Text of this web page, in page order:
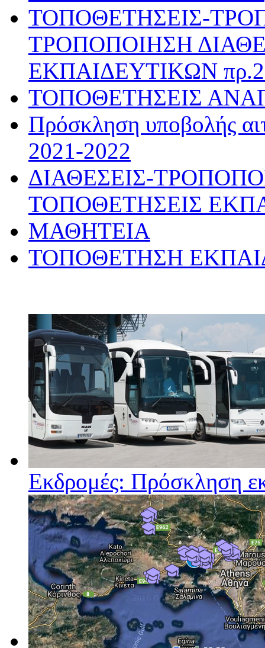
ΤΟΠΟΘΕΤΗΣΕΙΣ-
ΤΡΟΠΟΠΟΙΗΣΗ
ΕΚΠΑΙΔΕΥΤΙΚΩΝ
ΤΟΠΟΘΕΤΗΣΕΙΣ
Πρόσκληση υποβολής
2021-2022
ΔΙΑΘΕΣΕΙΣ-
ΤΟΠΟΘΕΤΗΣΕΙΣ
ΜΑΘΗΤΕΙΑ
ΤΟΠΟΘΕΤΗΣΗ
Εκδρομές: Πρόσκληση